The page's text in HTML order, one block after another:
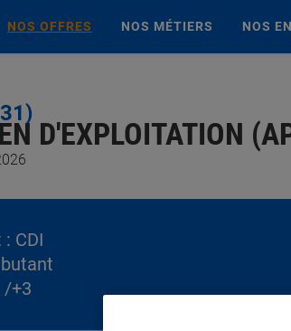
NOS OFFRES NOS MÉTIERS NOS
D'EXPLOITATION
: CDI
/+3